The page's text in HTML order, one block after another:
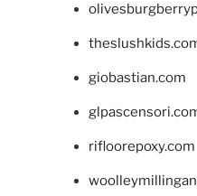
giobastian.com
rifloorepoxy.com